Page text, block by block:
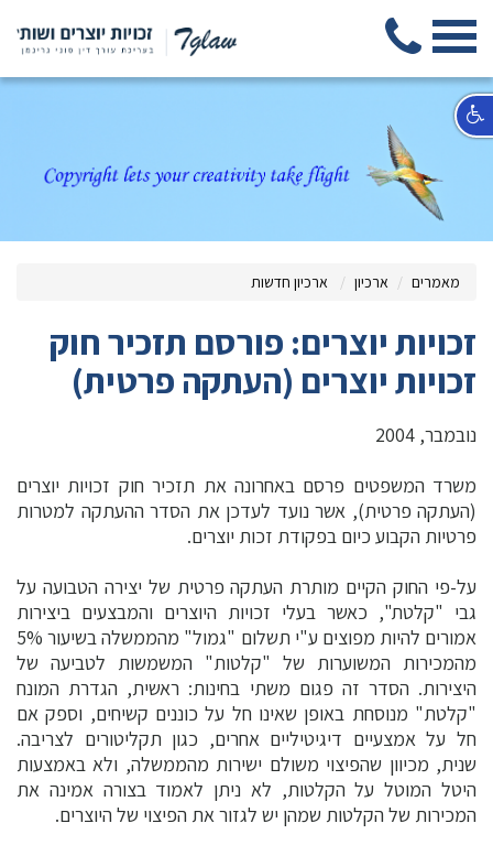
מאמרים ארכיון ארכיון חדשות
זכויות יוצרים: פורסם תזכיר חוק
זכויות יוצרים (העתקה פרטית)
נובמבר, 2004
משרד המשפטים פרסם באחרונה את תזכיר חוק זכויות יוצרים
(העתקה פרטית), אשר נועד לעדכן את הסדר ההעתקה למטרות
פרטיות הקבוע כיום בפקודת זכות יוצרים.
על-פי החוק הקיים מותרת העתקה פרטית של יצירה הטבועה על
גבי "קלטת", כאשר בעלי זכויות היוצרים והמבצעים ביצירות
אמורים להיות מפוצים ע"י תשלום "גמול" מהממשלה בשיעור 5%
מהמכירות המשוערות של "קלטות" המשמשות לטביעה של
היצירות. הסדר זה פגום משתי בחינות: ראשית, הגדרת המונח
"קלטת" מנוסחת באופן שאינו חל על כוננים קשיחים, וספק אם
חל על אמצעיים דיגיטיליים אחרים, כגון תקליטורים לצריבה.
שנית, מכיוון שהפיצוי משולם ישירות מהממשלה, ולא באמצעות
היטל המוטל על הקלטות, לא ניתן לאמוד בצורה אמינה את
המכירות של הקלטות שמהן יש לגזור את הפיצוי של היוצרים.